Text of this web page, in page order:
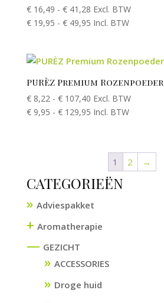
€16,49 - €41,28 Excl. BTW
€19,95 - €49,95 Incl. BTW
PURÈZ Premium Rozenpoeder
€8,22- €107,40 Excl. BTW
€9,95 - €129,95 Incl. BTW
1 2 →
CATEGORIEËN
Adviespakket
+ Aromatherapie
— GEZICHT
ACCESSORIES
Droge huid